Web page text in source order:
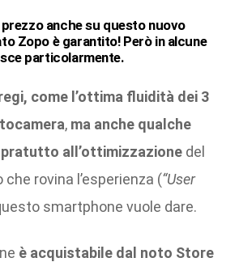
anche su questo nuovo
Zopo è garantito! Però in alcune
particolarmente.
come l’ottima fluidità dei 3
, ma anche qualche
all’ottimizzazione del
rovina l’esperienza (“User
smartphone vuole dare.
è acquistabile dal noto Store